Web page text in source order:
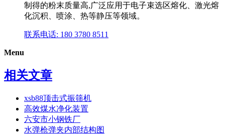
制得的粉末质量高,广泛应用于电子束选区熔化、激光熔
化沉积、喷涂、热等静压等领域。
联系电话: 180 3780 8511
Menu
相关文章
xsb88顶击式振筛机
高效煤水净化装置
六安市小钢铁厂
水弹枪弹夹内部结构图